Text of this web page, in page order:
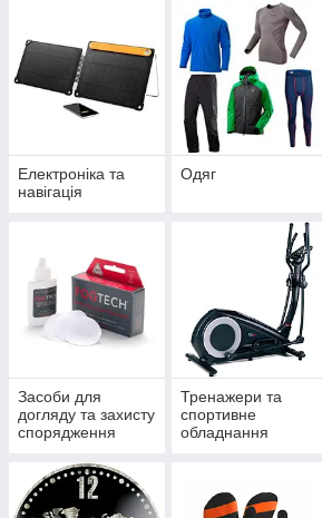
Електроніка та
навігація
Одяг
Засоби для
догляду та захисту
спорядження
Тренажери та
спортивне
обладнання